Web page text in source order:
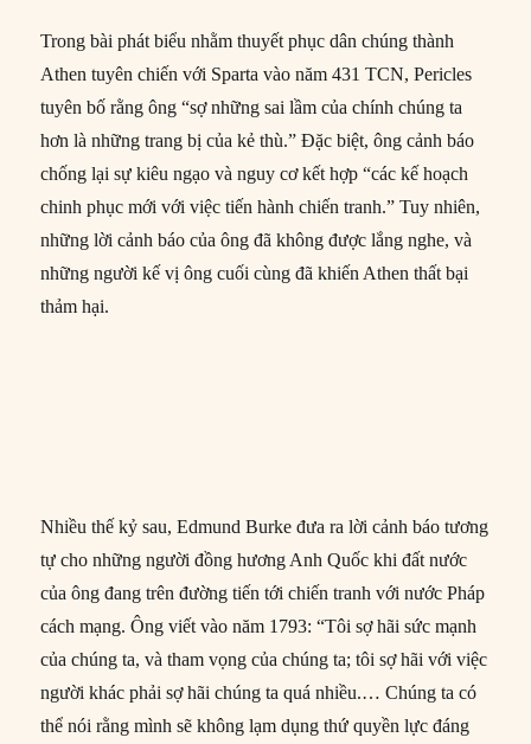
Trong bài phát biểu nhằm thuyết phục dân chúng thành
Athen tuyên chiến với Sparta vào năm 431 TCN, Pericles
tuyên bố rằng ông “sợ những sai lầm của chính chúng ta
hơn là những trang bị của kẻ thù.” Đặc biệt, ông cảnh báo
chống lại sự kiêu ngạo và nguy cơ kết hợp “các kế hoạch
chinh phục mới với việc tiến hành chiến tranh.” Tuy nhiên,
những lời cảnh báo của ông đã không được lắng nghe, và
những người kế vị ông cuối cùng đã khiến Athen thất bại
thảm hại.
Nhiều thế kỷ sau, Edmund Burke đưa ra lời cảnh báo tương
tự cho những người đồng hương Anh Quốc khi đất nước
của ông đang trên đường tiến tới chiến tranh với nước Pháp
cách mạng. Ông viết vào năm 1793: “Tôi sợ hãi sức mạnh
của chúng ta, và tham vọng của chúng ta; tôi sợ hãi với việc
người khác phải sợ hãi chúng ta quá nhiều.… Chúng ta có
thể nói rằng mình sẽ không lạm dụng thứ quyền lực đáng